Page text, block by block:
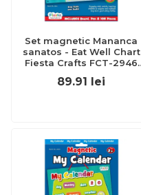
Set magnetic Mananca
sanatos - Eat Well Chart
Fiesta Crafts FCT-2946
BBJFCT-2946_Initiala
89.91 lei